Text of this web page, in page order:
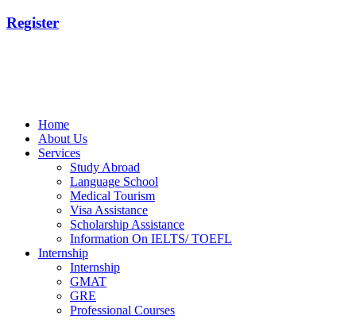
Register
Home
About Us
Services
Study Abroad
Language School
Medical Tourism
Visa Assistance
Scholarship Assistance
Information On IELTS/ TOEFL
Internship
Internship
GMAT
GRE
Professional Courses